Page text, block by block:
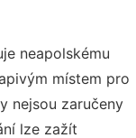
neapolskému
místem pro
nejsou zaručeny
lze zažít